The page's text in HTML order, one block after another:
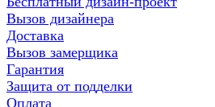
Вызов дизайнера
Доставка
Вызов замерщика
Гарантия
Защита от подделки
Оплата